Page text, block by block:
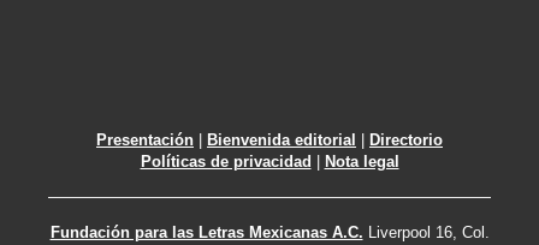
Presentación | Bienvenida editorial | Directorio
Políticas de privacidad | Nota legal
Fundación para las Letras Mexicanas A.C. Liverpool 16, Col.